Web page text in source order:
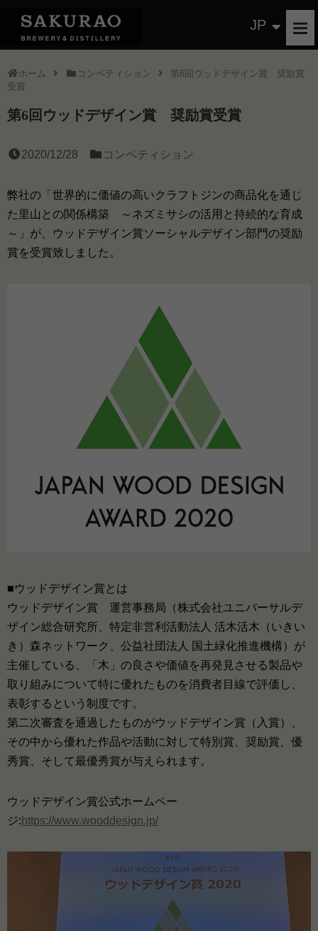
JP
ホーム コンペティション
第6回ウッドデザイン賞 奨励賞
受賞
第6回ウッドデザイン賞 奨励賞受賞
2020/12/28 コンペティション
弊社の「世界的に価値の高いクラフトジンの商品化を通じ
た里山との関係構築 ～ネズミサシの活用と持続的な育成
～」が、ウッドデザイン賞ソーシャルデザイン部門の奨励
賞を受賞致しました。
■ウッドデザイン賞とは
ウッドデザイン賞 運営事務局（株式会社ユニバーサルデ
ザイン総合研究所、特定非営利活動法人 活木活木（いきい
き）森ネットワーク、公益社団法人 国土緑化推進機構）が
主催している、「木」の良さや価値を再発見させる製品や
取り組みについて特に優れたものを消費者目線で評価し、
表彰するという制度です。
第二次審査を通過したものがウッドデザイン賞（入賞）、
その中から優れた作品や活動に対して特別賞、奨励賞、優
秀賞、そして最優秀賞が与えられます。
ウッドデザイン賞公式ホームペー
ジ: https://www.wooddesign.jp/